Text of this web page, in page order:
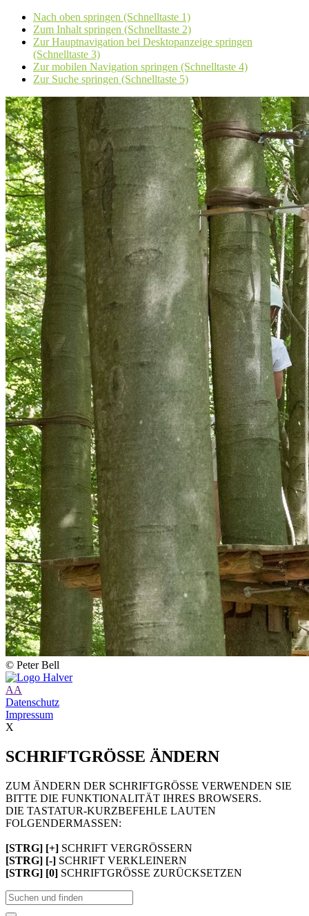
Nach oben springen (Schnelltaste 1)
Zum Inhalt springen (Schnelltaste 2)
Zur Hauptnavigation bei Desktopanzeige springen
(Schnelltaste 3)
Zur mobilen Navigation springen (Schnelltaste 4)
Zur Suche springen (Schnelltaste 5)
© Peter Bell
AA
Datenschutz
Impressum
X
SCHRIFTGRÖSSE ÄNDERN
ZUM ÄNDERN DER SCHRIFTGRÖSSE VERWENDEN SIE
BITTE DIE FUNKTIONALITÄT IHRES BROWSERS.
DIE TASTATUR-KURZBEFEHLE LAUTEN
FOLGENDERMASSEN:
[STRG] [+] SCHRIFT VERGRÖSSERN
[STRG] [-] SCHRIFT VERKLEINERN
[STRG] [0] SCHRIFTGRÖSSE ZURÜCKSETZEN